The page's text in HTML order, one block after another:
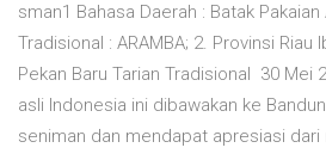
sman1 Bahasa Daerah : Batak
Tradisional : ARAMBA; 2. Provinsi Riau
Pekan Baru Tarian Tradisional 30 Mei
asli Indonesia ini dibawakan ke
seniman dan mendapat apresiasi dari